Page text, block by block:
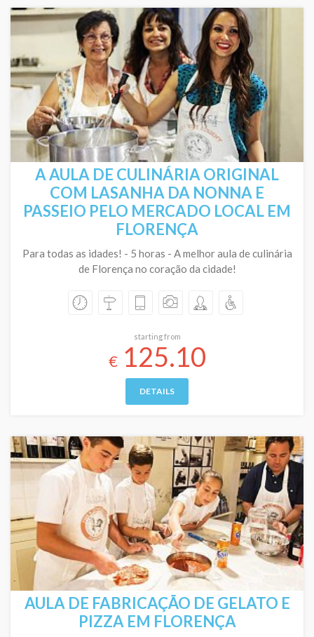
A AULA DE CULINÁRIA ORIGINAL
COM LASANHA DA NONNA E
PASSEIO PELO MERCADO LOCAL EM
FLORENÇA
Para todas as idades! - 5 horas - A melhor aula de culinária
de Florença no coração da cidade!
starting from
€125.10
DETAILS
AULA DE FABRICAÇÃO DE GELATO E
PIZZA EM FLORENÇA